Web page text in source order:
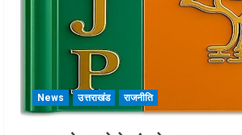
News उत्तराखंड राजनीति